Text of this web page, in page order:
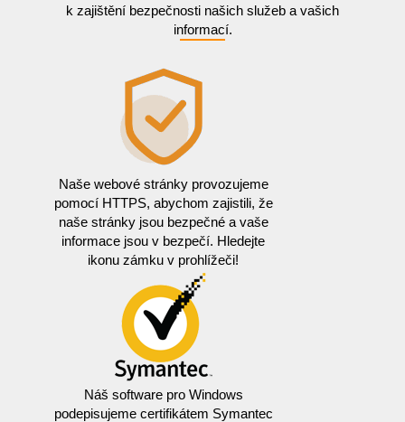
k zajištění bezpečnosti našich služeb a vašich
informací.
Naše webové stránky provozujeme
pomocí HTTPS, abychom zajistili, že
naše stránky jsou bezpečné a vaše
informace jsou v bezpečí. Hledejte
ikonu zámku v prohlížeči!
Náš software pro Windows
podepisujeme certifikátem Symantec